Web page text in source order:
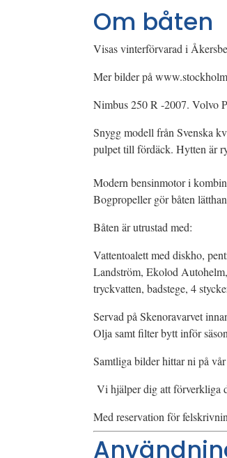
Om båten
Visas vinterförvarad i
Mer bilder på
Nimbus 250 R -2007. Volvo
Snygg modell från Svenska
pulpet till fördäck. Hytten är
Modern bensinmotor i
Bogpropeller gör båten
Båten är utrustad med:
Vattentoalett med diskho,
Landström, Ekolod
tryckvatten, badstege, 4
Servad på Skenoravarvet
Olja samt filter bytt inför
Samtliga bilder hittar ni på
Vi hjälper dig att förverkliga
Med reservation för